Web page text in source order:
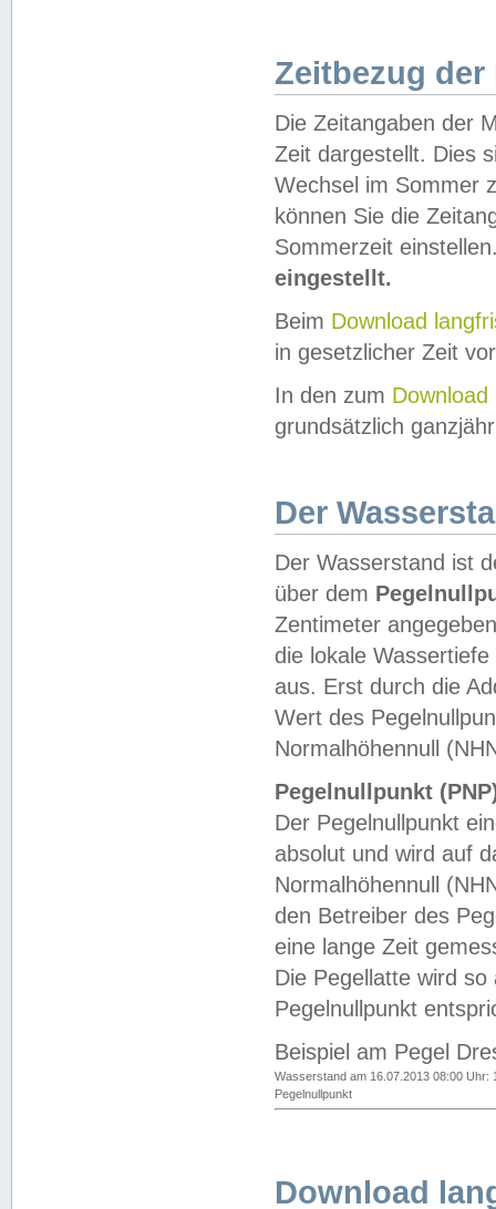
Zeitbezug der
Die Zeitangaben der
Zeit dargestellt. Dies
Wechsel im Sommer
können Sie die
Sommerzeit
eingestellt.
Beim Download
in gesetzlicher Zeit
In den zum Download
grundsätzlich
Der
Der Wasserstand ist
über dem
Zentimeter
die lokale
aus. Erst durch die
Wert des
Normalhöhennull
Pegelnullpunkt
Der Pegelnullpunkt
absolut und wird auf
Normalhöhennull
den Betreiber des
eine lange Zeit
Die Pegellatte wird
Pegelnullpunkt
Beispiel am Pegel
Wasserstand am 16.07.2013 08:00 Uhr:
Pegelnullpunkt
Download